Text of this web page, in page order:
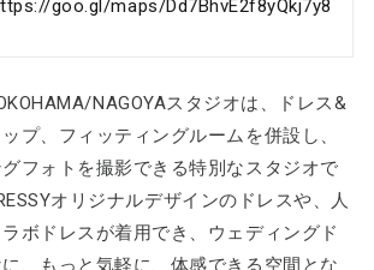
goo.gl/maps/Dd7BhvE2f8yQkj7y8
NAGOYAスタジオは、ドレス&
プ、フィッティングルームを併設し、
フォトを撮影できる特別なスタジオで
オリジナルデザインのドレスや、人
ボドレスが着用でき、ウェディングド
、もっと気軽に、体感できる空間とな